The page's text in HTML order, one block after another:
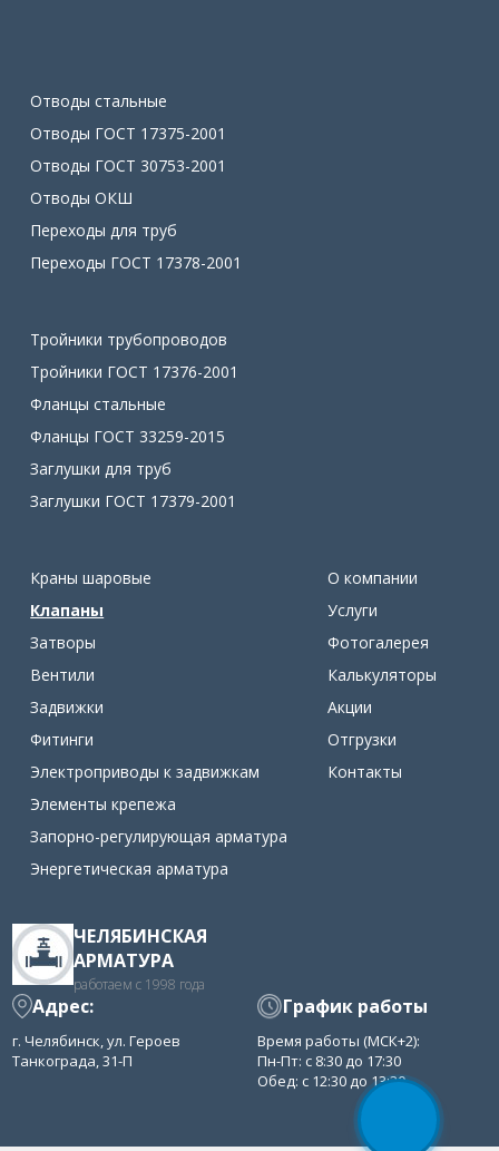
Отводы стальные
Отводы ГОСТ 17375-2001
Отводы ГОСТ 30753-2001
Отводы ОКШ
Переходы для труб
Переходы ГОСТ 17378-2001
Тройники трубопроводов
Тройники ГОСТ 17376-2001
Фланцы стальные
Фланцы ГОСТ 33259-2015
Заглушки для труб
Заглушки ГОСТ 17379-2001
Краны шаровые
Клапаны
Затворы
Вентили
Задвижки
Фитинги
Электроприводы к задвижкам
Элементы крепежа
Запорно-регулирующая арматура
Энергетическая арматура
О компании
Услуги
Фотогалерея
Калькуляторы
Акции
Отгрузки
Контакты
ЧЕЛЯБИНСКАЯ
АРМАТУРА
работаем с 1998 года
Адрес:
г. Челябинск, ул. Героев
Танкограда, 31-П
График работы
Время работы (МСК+2):
Пн-Пт: с 8:30 до 17:30
Обед: с 12:30 до 13:30